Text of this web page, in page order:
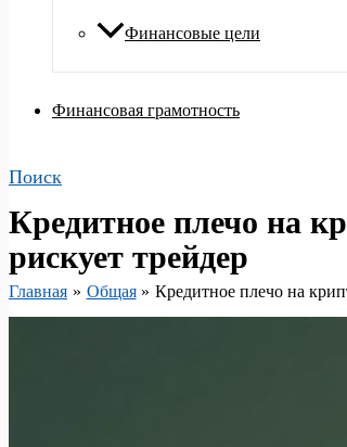
Финансовые цели
Финансовая грамотность
Поиск
Кредитное плечо на
рискует трейдер
Главная Общая Кредитное плечо на